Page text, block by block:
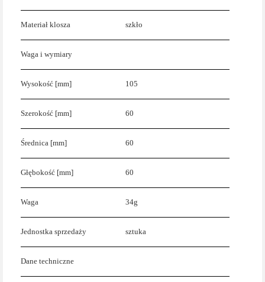
Materiał klosza szkło
Waga i wymiary
Wysokość [mm] 105
Szerokość [mm] 60
Średnica [mm] 60
Głębokość [mm] 60
Waga 34g
Jednostka sprzedaży sztuka
Dane techniczne